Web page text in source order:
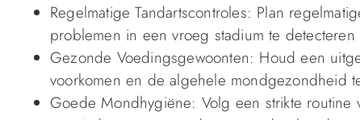
Regelmatige Tandartscontroles: Plan
problemen in een vroeg stadium te detecteren
Gezonde Voedingsgewoonten: Houd een
voorkomen en de algehele mondgezondheid
Goede Mondhygiëne: Volg een strikte